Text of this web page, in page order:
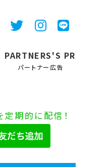
PARTNERS'S PR
パートナー広告
期的に配信！